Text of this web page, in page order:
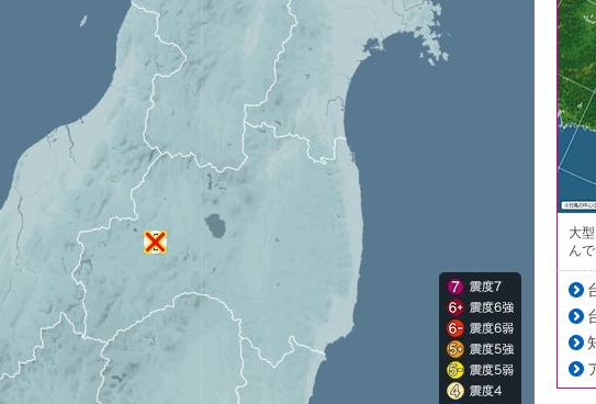
大
ん